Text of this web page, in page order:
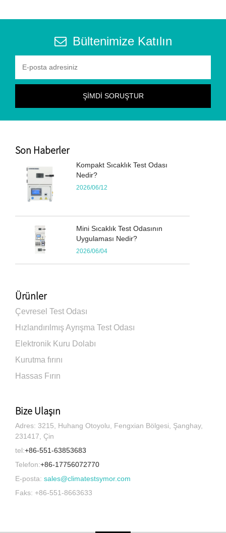
Bültenimize Katılın
Son Haberler
Kompakt Sıcaklık Test Odası
Nedir?
2026/06/12
Mini Sıcaklık Test Odasının
Uygulaması Nedir?
2026/06/04
Ürünler
Çevresel Test Odası
Hızlandırılmış Ayrışma Test Odası
Elektronik Kuru Dolabı
Kurutma fırını
Hassas Fırın
Bize Ulaşın
Adres: 3215, Huhang Otoyolu, Fengxian Bölgesi, Şanghay,
231417, Çin
tel:+86-551-63853683
Telefon:+86-17756072770
E-posta: sales@climatestsymor.com
Faks: +86-551-8663633